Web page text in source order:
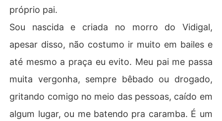
nhuma jovem inocente. Apesar da sua vida difícil ela nã
o quer ser vista como uma coitada.
Mesmo novinha, ela é esperta o suficiente para perceb
er as intenções do dono do morro, e virar o jogo deixan
do claro que não vai ser manipulada por ninguém.
Diego e Bianca tem uma história foda, cheia de altos e
próprio pai.
Sou nascida e criada no morro do Vidigal,
apesar disso, não costumo ir muito em bailes e
até mesmo a praça eu evito. Meu pai me passa
muita vergonha, sempre bêbado ou drogado,
gritando comigo no meio das pessoas, caído em
algum lugar, ou me batendo pra caramba. É um